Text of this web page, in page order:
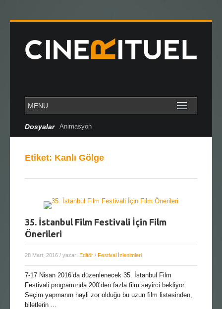
Dosyalar Animasyon
Etiket: Kanlı Gölge
35. İstanbul Film Festivali İçin Film
Önerileri
28 Mart, 2016 / yazar: Editör / Festival İzlenimleri
7-17 Nisan 2016’da düzenlenecek 35. İstanbul Film
Festivali programında 200’den fazla film seyirci bekliyor.
Seçim yapmanın hayli zor olduğu bu uzun film listesinden,
biletlerin ...